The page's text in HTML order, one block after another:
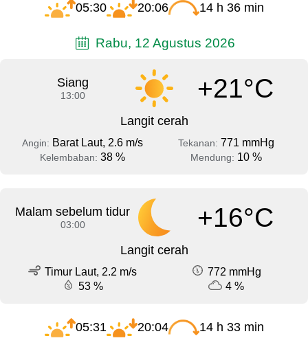
05:30 20:06 14 h 36 min
Rabu, 12 Agustus 2026
Siang
13:00 +21°C
Langit cerah
Angin: Barat Laut, 2.6 m/s Tekanan: 771 mmHg
Kelembaban: 38 % Mendung: 10 %
Malam sebelum tidur
03:00 +16°C
Langit cerah
Timur Laut, 2.2 m/s
772 mmHg
53 %
4 %
05:31 20:04 14 h 33 min